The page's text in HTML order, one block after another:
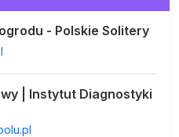
- Polskie Solitery
| Instytut Diagnostyki